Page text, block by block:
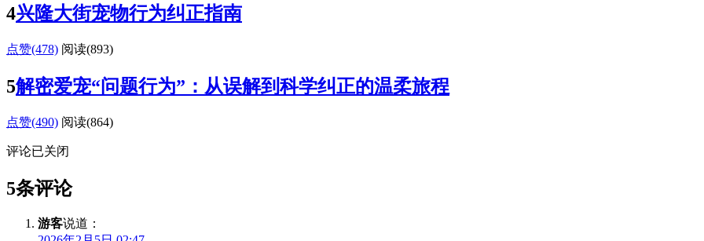
4兴隆大街宠物行为纠正指南
点赞(478) 阅读(893)
5解密爱宠“问题行为”：从误解到科学纠正的温柔旅程
点赞(490) 阅读(864)
评论已关闭
5条评论
游客说道：